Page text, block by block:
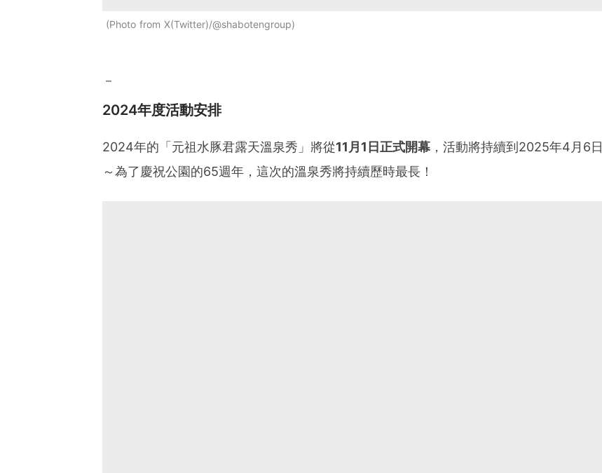
Photo from X(Twitter)/@shabotengroup
－
2024年度活動安排
2024年的「元祖水豚君露天溫泉秀」將從11月1日正式開幕，活動將持續到2025年4月6日
～為了慶祝公園的65週年，這次的溫泉秀將持續歷時最長！